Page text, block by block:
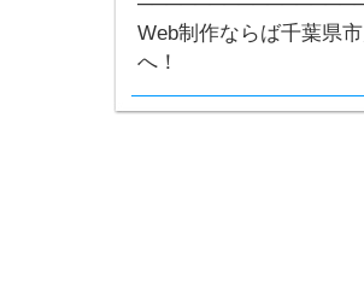
Web制作ならば千葉県
へ！